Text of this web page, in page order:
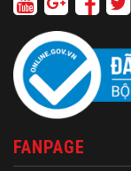
FANPAGE